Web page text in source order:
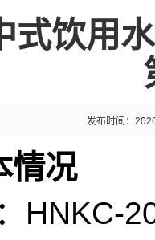
式饮用
发布时间：
情况
HNKC-